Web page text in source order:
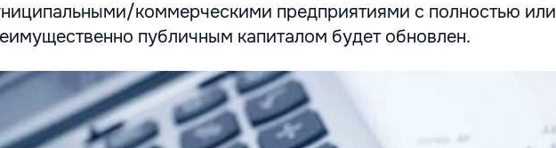
коммерческими предприятиями с полностью или
публичным капиталом будет обновлен.